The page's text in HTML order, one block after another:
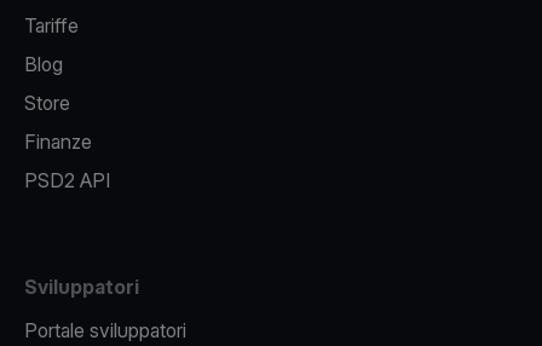
Tariffe
Blog
Store
Finanze
PSD2 API
Sviluppatori
Portale sviluppatori